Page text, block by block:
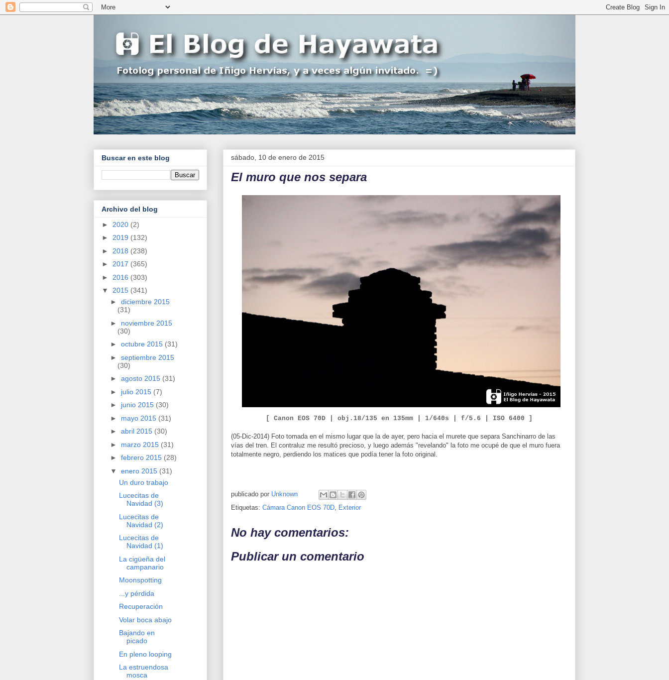
sábado, 10 de enero de 2015
El muro que nos separa
[ Canon EOS 70D | obj.18/135 en 135mm | 1/640s | f/5.6 | ISO 6400 ]
(05-Dic-2014) Foto tomada en el mismo lugar que la de ayer, pero hacia el murete que separa Sanchinarro de las
vías del tren. El contraluz me resultó precioso, y luego además "revelando" la foto me ocupé de que el muro fuera
totalmente negro, perdiendo los matices que podía tener la foto original.
publicado por Unknown
Etiquetas: Cámara Canon EOS 70D, Exterior
No hay comentarios:
Publicar un comentario
Buscar en este blog
Archivo del blog
► 2020 (2)
► 2019 (132)
► 2018 (238)
► 2017 (365)
► 2016 (303)
▼ 2015 (341)
► diciembre 2015
(31)
► noviembre 2015
(30)
► octubre 2015 (31)
► septiembre 2015
(30)
► agosto 2015 (31)
► julio 2015 (7)
► junio 2015 (30)
► mayo 2015 (31)
► abril 2015 (30)
► marzo 2015 (31)
► febrero 2015 (28)
▼ enero 2015 (31)
Un duro trabajo
Lucecitas de
Navidad (3)
Lucecitas de
Navidad (2)
Lucecitas de
Navidad (1)
La cigüeña del
campanario
Moonspotting
...y pérdida
Recuperación
Volar boca abajo
Bajando en
picado
En pleno looping
La estruendosa
mosca